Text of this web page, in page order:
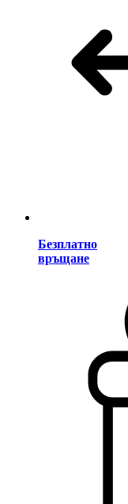
Безплатно
връщане